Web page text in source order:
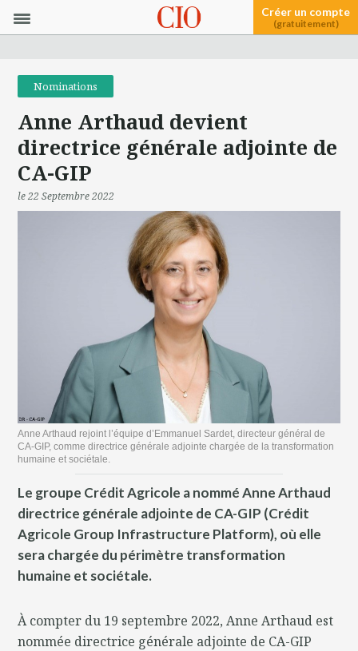
Créer un compte
(gratuitement)
Nominations
Anne Arthaud devient
directrice générale adjointe de
CA-GIP
le 22 Septembre 2022
Anne Arthaud rejoint l’équipe d’Emmanuel Sardet, directeur général de
CA-GIP, comme directrice générale adjointe chargée de la transformation
humaine et sociétale.
Le groupe Crédit Agricole a nommé Anne Arthaud
directrice générale adjointe de CA-GIP (Crédit
Agricole Group Infrastructure Platform), où elle
sera chargée du périmètre transformation
humaine et sociétale.
À compter du 19 septembre 2022, Anne Arthaud est
nommée directrice générale adjointe de CA-GIP